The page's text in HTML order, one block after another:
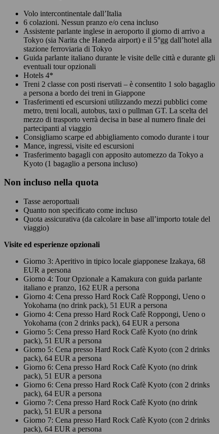
Volo intercontinentale dall’Italia
6 colazioni. Nessun pranzo e/o cena incluso
Assistente parlante inglese in aeroporto il giorno di arrivo a
Tokyo (sia Narita che Haneda airport) e il 5°gg dall’hotel alla
stazione ferroviaria di Tokyo
Guida parlante italiano durante le visite delle città e durante gli
eventuali tour opzionali
Hotels 4*
Treni 2 classe con posti riservati – è consentito 1 solo bagaglio
a persona a bordo dei treni in Giappone
Trasferimenti ed escursioni utilizzando mezzi pubblici come
metro, treni locali, autobus, taxi o pullman GT. La scelta del
mezzo di trasporto verrà decisa in base al numero finale dei
partecipanti al viaggio
Consigliamo scarpe ed abbigliamento comodo durante i tour
Mance, ingressi, visite ed escursioni
Trasferimento bagagli con apposito automezzo da Tokyo a
Kyoto (1 bagaglio a persona incluso)
Non incluso nella quota
Tasse aeroportuali
Quanto non specificato come incluso
Quota assicurativa (da calcolare in base all’importo totale del
viaggio)
Visite ed esperienze opzionali
Giorno 3: Aperitivo in tipico locale giapponese Izakaya, 68
EUR a persona
Giorno 4: Tour Opzionale a Kamakura con guida parlante
italiano e pranzo, 162 EUR a persona
Giorno 4: Cena presso Hard Rock Cafè Roppongi, Ueno o
Yokohama (no drink pack), 51 EUR a persona
Giorno 4: Cena presso Hard Rock Cafè Roppongi, Ueno o
Yokohama (con 2 drinks pack), 64 EUR a persona
Giorno 5: Cena presso Hard Rock Cafè Kyoto (no drink
pack), 51 EUR a persona
Giorno 5: Cena presso Hard Rock Cafè Kyoto (con 2 drinks
pack), 64 EUR a persona
Giorno 6: Cena presso Hard Rock Cafè Kyoto (no drink
pack), 51 EUR a persona
Giorno 6: Cena presso Hard Rock Cafè Kyoto (con 2 drinks
pack), 64 EUR a persona
Giorno 7: Cena presso Hard Rock Cafè Kyoto (no drink
pack), 51 EUR a persona
Giorno 7: Cena presso Hard Rock Cafè Kyoto (con 2 drinks
pack), 64 EUR a persona